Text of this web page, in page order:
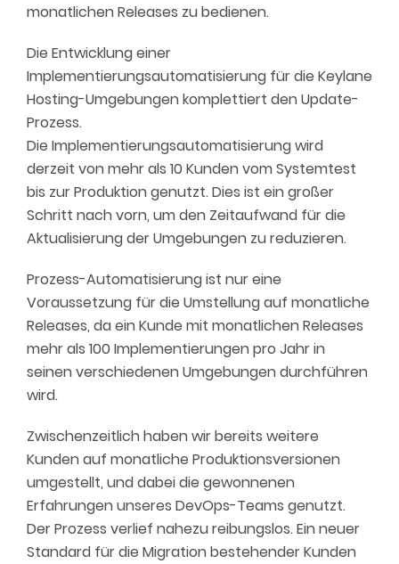
monatlichen Releases zu bedienen.
Die Entwicklung einer
Implementierungsautomatisierung für die Keylane
Hosting-Umgebungen komplettiert den Update-
Prozess.
Die Implementierungsautomatisierung wird
derzeit von mehr als 10 Kunden vom Systemtest
bis zur Produktion genutzt. Dies ist ein großer
Schritt nach vorn, um den Zeitaufwand für die
Aktualisierung der Umgebungen zu reduzieren.
Prozess-Automatisierung ist nur eine
Voraussetzung für die Umstellung auf monatliche
Releases, da ein Kunde mit monatlichen Releases
mehr als 100 Implementierungen pro Jahr in
seinen verschiedenen Umgebungen durchführen
wird.
Zwischenzeitlich haben wir bereits weitere
Kunden auf monatliche Produktionsversionen
umgestellt, und dabei die gewonnenen
Erfahrungen unseres DevOps-Teams genutzt.
Der Prozess verlief nahezu reibungslos. Ein neuer
Standard für die Migration bestehender Kunden